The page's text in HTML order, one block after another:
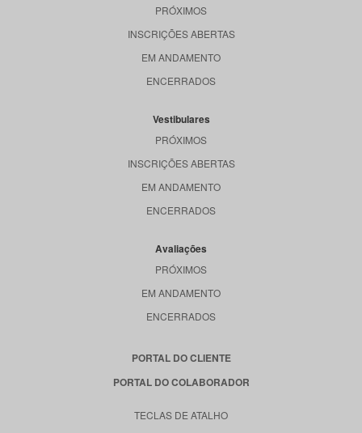
PRÓXIMOS
INSCRIÇÕES ABERTAS
EM ANDAMENTO
ENCERRADOS
Vestibulares
PRÓXIMOS
INSCRIÇÕES ABERTAS
EM ANDAMENTO
ENCERRADOS
Avaliações
PRÓXIMOS
EM ANDAMENTO
ENCERRADOS
PORTAL DO CLIENTE
PORTAL DO COLABORADOR
TECLAS DE ATALHO